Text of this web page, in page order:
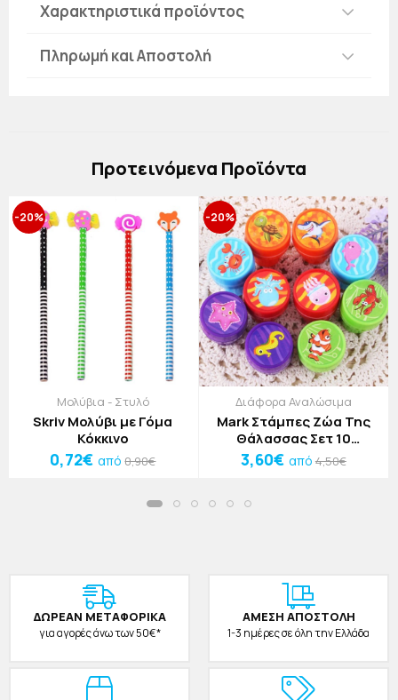
Χαρακτηριστικά προϊόντος
Πληρωμή και Αποστολή
Πρoτεινόμενα Προϊόντα
-20%
Μολύβια - Στυλό
Skriv Μολύβι με Γόμα
Κόκκινο
0,72€ από0,90€
-20%
Διάφορα Αναλώσιμα
Mark Στάμπες Ζώα Της
Θάλασσας Σετ 10
Τεμαχίων 2,5x3,5cm
3,60€ από 4,50€
ΔΩΡΕAΝ ΜΕΤΑΦΟΡΙΚΑ
για αγορές άνω των 50€*
ΑΜΕΣΗ ΑΠΟΣΤΟΛΗ
1-3 ημέρες σε όλη την Ελλάδα